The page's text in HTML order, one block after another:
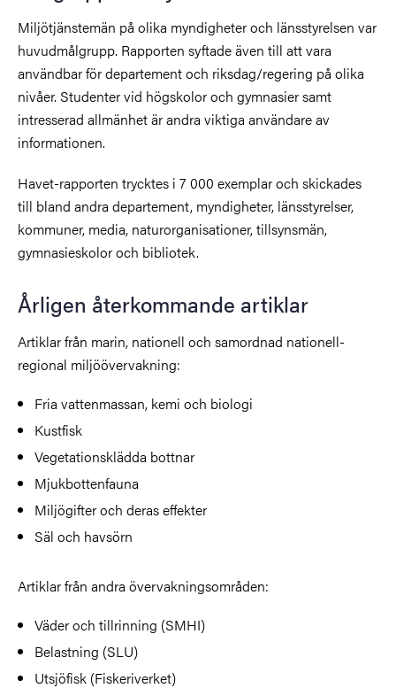
Miljötjänstemän på olika myndigheter och länsstyrelsen var
huvudmålgrupp. Rapporten syftade även till att vara
användbar för departement och riksdag/regering på olika
nivåer. Studenter vid högskolor och gymnasier samt
intresserad allmänhet är andra viktiga användare av
informationen.
Havet-rapporten trycktes i 7 000 exemplar och skickades
till bland andra departement, myndigheter, länsstyrelser,
kommuner, media, naturorganisationer, tillsynsmän,
gymnasieskolor och bibliotek.
Årligen återkommande artiklar
Artiklar från marin, nationell och samordnad nationell-
regional miljöövervakning:
Fria vattenmassan, kemi och biologi
Kustfisk
Vegetationsklädda bottnar
Mjukbottenfauna
Miljögifter och deras effekter
Säl och havsörn
Artiklar från andra övervakningsområden:
Väder och tillrinning (SMHI)
Belastning (SLU)
Utsjöfisk (Fiskeriverket)